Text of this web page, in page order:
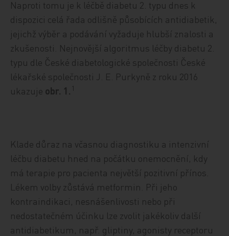
Naproti tomu je k léčbě diabetu 2. typu dnes k
dispozici celá řada odlišně působících antidiabetik,
jejichž výběr a podávání vyžaduje hlubší znalosti a
zkušenosti. Nejnovější algoritmus léčby diabetu 2.
typu dle České diabetologické společnosti České
lékařské společnosti J. E. Purkyně z roku 2016
ukazuje obr. 1. 1
Klade důraz na včasnou diagnostiku a intenzivní
léčbu diabetu hned na počátku onemocnění, kdy
má terapie pro pacienta největší pozitivní přínos.
Lékem volby zůstává metformin. Při jeho
kontraindikaci, nesnášenlivosti nebo při
nedostatečném účinku lze zvolit jakékoliv další
antidiabetikum, např. gliptiny, agonisty receptoru